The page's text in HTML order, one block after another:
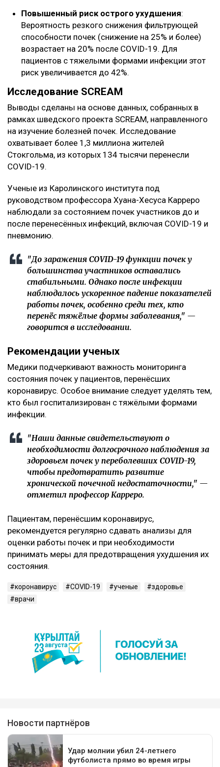
Повышенный риск острого ухудшения:
Вероятность резкого снижения фильтрующей
способности почек (снижение на 25% и более)
возрастает на 20% после COVID-19. Для
пациентов с тяжелыми формами инфекции этот
риск увеличивается до 42%.
Исследование SCREAM
Выводы сделаны на основе данных, собранных в
рамках шведского проекта SCREAM, направленного
на изучение болезней почек. Исследование
охватывает более 1,3 миллиона жителей
Стокгольма, из которых 134 тысячи перенесли
COVID-19.
Ученые из Каролинского института под
руководством профессора Хуана-Хесуса Карреро
наблюдали за состоянием почек участников до и
после перенесённых инфекций, включая COVID-19 и
пневмонию.
"До заражения COVID-19 функции почек у
большинства участников оставались
стабильными. Однако после инфекции
наблюдалось ускоренное падение показателей
работы почек, особенно среди тех, кто
перенёс тяжёлые формы заболевания," —
говорится в исследовании.
Рекомендации ученых
Медики подчеркивают важность мониторинга
состояния почек у пациентов, перенёсших
коронавирус. Особое внимание следует уделять тем,
кто был госпитализирован с тяжёлыми формами
инфекции.
"Наши данные свидетельствуют о
необходимости долгосрочного наблюдения за
здоровьем почек у переболевших COVID-19,
чтобы предотвратить развитие
хронической почечной недостаточности," —
отметил профессор Карреро.
Пациентам, перенёсшим коронавирус,
рекомендуется регулярно сдавать анализы для
оценки работы почек и при необходимости
принимать меры для предотвращения ухудшения их
состояния.
коронавирус COVID-19 ученые
здоровье
врачи